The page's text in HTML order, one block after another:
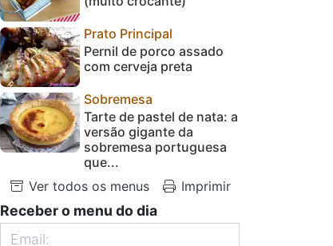
Prato Principal
Pernil de porco assado
com cerveja preta
Sobremesa
Tarte de pastel de nata: a
versão gigante da
sobremesa portuguesa
que...
Ver todos os menus
Imprimir
Receber o menu do dia